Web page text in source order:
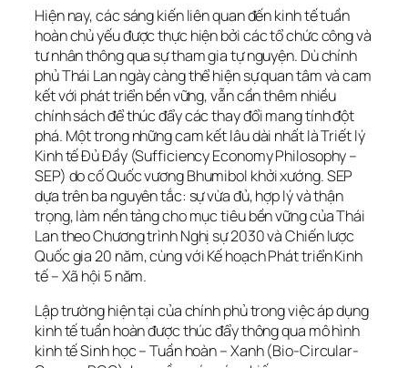
Hiện nay, các sáng kiến liên quan đến kinh tế tuần
hoàn chủ yếu được thực hiện bởi các tổ chức công và
tư nhân thông qua sự tham gia tự nguyện. Dù chính
phủ Thái Lan ngày càng thể hiện sự quan tâm và cam
kết với phát triển bền vững, vẫn cần thêm nhiều
chính sách để thúc đẩy các thay đổi mang tính đột
phá. Một trong những cam kết lâu dài nhất là Triết lý
Kinh tế Đủ Đầy (Sufficiency Economy Philosophy –
SEP) do cố Quốc vương Bhumibol khởi xướng. SEP
dựa trên ba nguyên tắc: sự vừa đủ, hợp lý và thận
trọng, làm nền tảng cho mục tiêu bền vững của Thái
Lan theo Chương trình Nghị sự 2030 và Chiến lược
Quốc gia 20 năm, cùng với Kế hoạch Phát triển Kinh
tế – Xã hội 5 năm.
Lập trường hiện tại của chính phủ trong việc áp dụng
kinh tế tuần hoàn được thúc đẩy thông qua mô hình
kinh tế Sinh học – Tuần hoàn – Xanh (Bio-Circular-